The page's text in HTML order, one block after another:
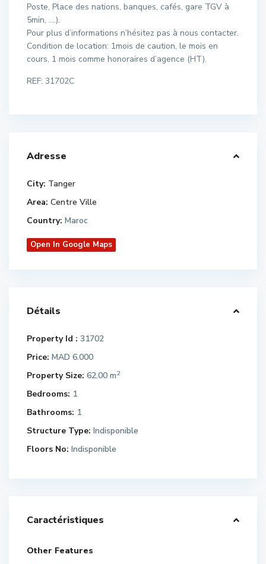
Poste, Place des nations, banques, cafés, gare TGV à
5min, ….).
Pour plus d’informations n’hésitez pas à nous contacter.
Condition de location: 1mois de caution, le mois en
cours, 1 mois comme honoraires d’agence (HT).
REF: 31702C
Adresse
City: Tanger
Area: Centre Ville
Country: Maroc
Open In Google Maps
Détails
Property Id : 31702
Price: MAD 6.000
Property Size: 62.00 m2
Bedrooms: 1
Bathrooms: 1
Structure Type: Indisponible
Floors No: Indisponible
Caractéristiques
Other Features